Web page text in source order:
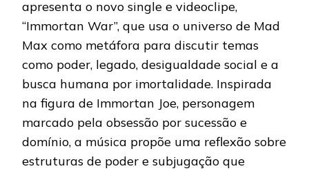
apresenta o novo single e videoclipe,
“Immortan War”, que usa o universo de Mad
Max como metáfora para discutir temas
como poder, legado, desigualdade social e a
busca humana por imortalidade. Inspirada
na figura de Immortan Joe, personagem
marcado pela obsessão por sucessão e
domínio, a música propõe uma reflexão sobre
estruturas de poder e subjugação que